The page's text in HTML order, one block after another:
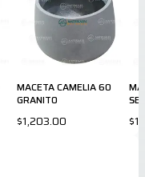
MACETA CAMELIA 60
GRANITO
$1,203.00